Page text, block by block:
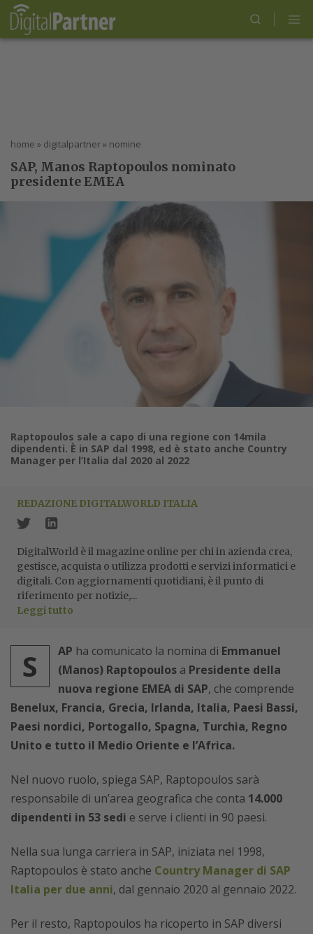
home » digitalpartner» nomine
SAP, Manos Raptopoulos nominato
presidente EMEA
Raptopoulos sale a capo di una regione con 14mila
dipendenti. È in SAP dal 1998, ed è stato anche Country
Manager per l’Italia dal 2020 al 2022
REDAZIONE DIGITALWORLD ITALIA
DigitalWorld è il magazine online per chi in azienda crea,
gestisce, acquista o utilizza prodotti e servizi informatici e
digitali. Con aggiornamenti quotidiani, è il punto di
riferimento per notizie,...
Leggi tutto
S AP ha comunicato la nomina di Emmanuel
(Manos) Raptopoulos a Presidente della
nuova regione EMEA di SAP, che comprende
Benelux, Francia, Grecia, Irlanda, Italia, Paesi Bassi,
Paesi nordici, Portogallo, Spagna, Turchia, Regno
Unito e tutto il Medio Oriente e l’Africa.
Nel nuovo ruolo, spiega SAP, Raptopoulos sarà
responsabile di un’area geografica che conta 14.000
dipendenti in 53 sedi e serve i clienti in 90 paesi.
Nella sua lunga carriera in SAP, iniziata nel 1998,
Raptopoulos è stato anche Country Manager di SAP
Italia per due anni, dal gennaio 2020 al gennaio 2022.
Per il resto, Raptopoulos ha ricoperto in SAP diversi